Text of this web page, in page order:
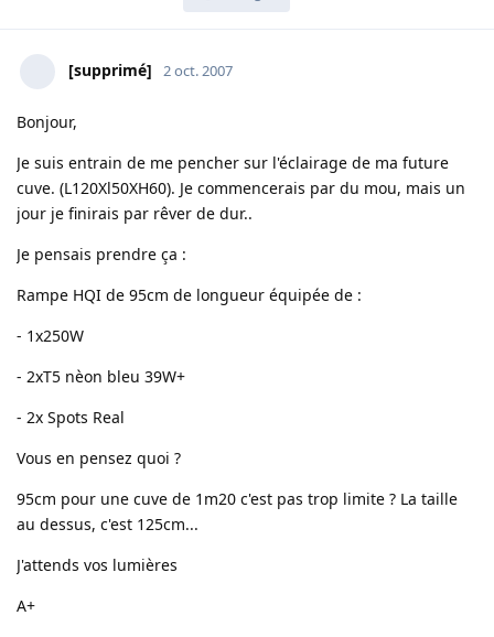
[supprimé] 2 oct. 2007
Bonjour,
Je suis entrain de me pencher sur l'éclairage de ma future
cuve. (L120Xl50XH60). Je commencerais par du mou, mais un
jour je finirais par rêver de dur..
Je pensais prendre ça :
Rampe HQI de 95cm de longueur équipée de :
- 1x250W
- 2xT5 nèon bleu 39W+
- 2x Spots Real
Vous en pensez quoi ?
95cm pour une cuve de 1m20 c'est pas trop limite ? La taille
au dessus, c'est 125cm...
J'attends vos lumières
A+